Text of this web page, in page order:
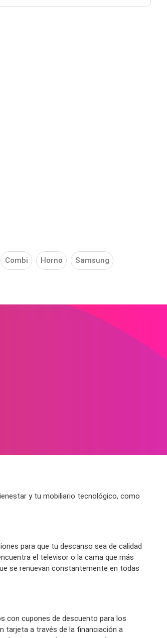
Combi Horno Samsung
y tu mobiliario tecnológico, como
para que tu descanso sea de calidad
el televisor o la cama que más
se renuevan constantemente en todas
con cupones de descuento para los
tarjeta a través de la financiación a